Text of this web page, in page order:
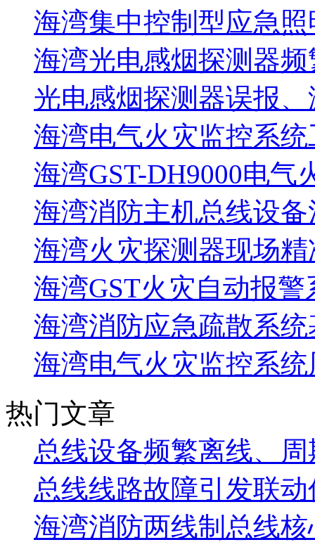
海湾集中控制型应急照
海湾光电感烟探测器
光电感烟探测器误报
海湾电气火灾监控系统
海湾GST-DH9000电气
海湾消防主机总线设备
海湾火灾探测器现场
海湾GST火灾自动报警
海湾消防应急疏散系统
海湾电气火灾监控系
热门文章
总线设备频繁离线、
总线线路故障引发联
海湾消防两线制总线